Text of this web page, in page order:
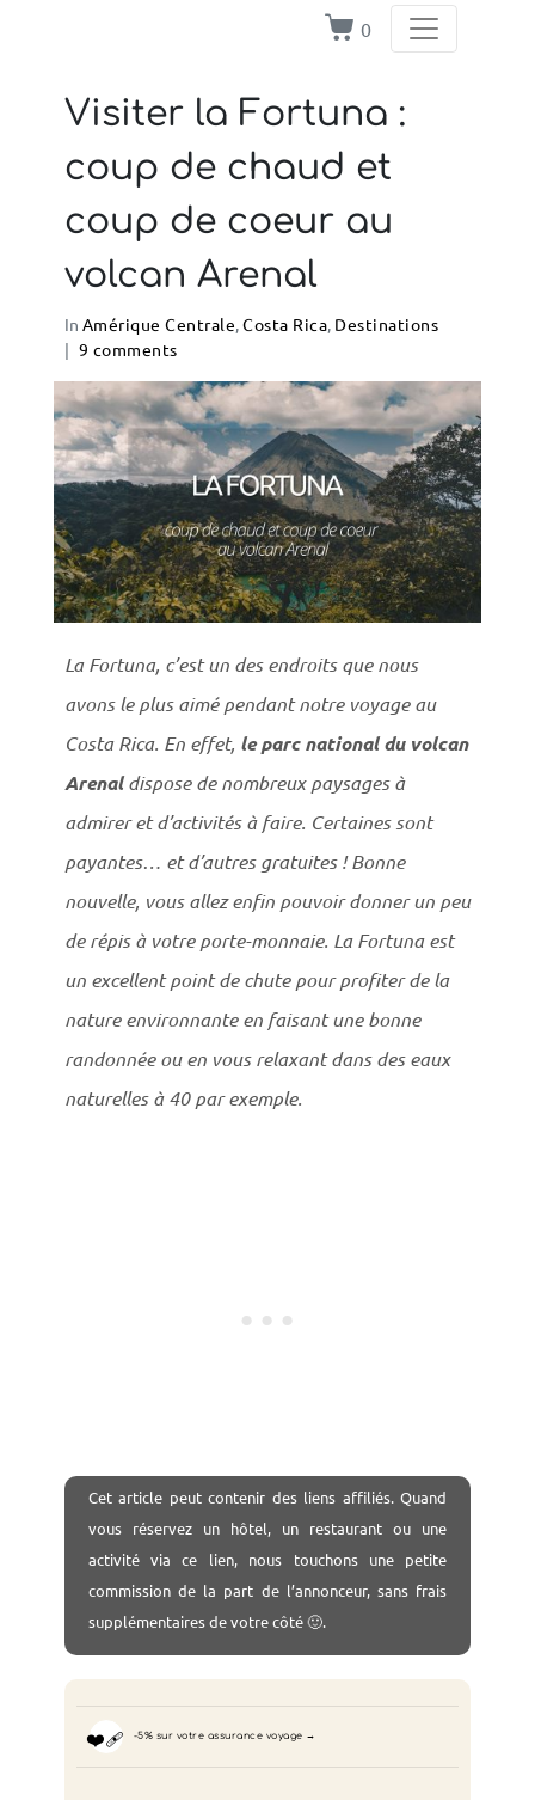
0
Visiter la Fortuna :
coup de chaud et
coup de coeur au
volcan Arenal
In Amérique Centrale,Costa Rica, Destinations
9 comments
La Fortuna, c’est un des endroits que nous
avons le plus aimé pendant notre voyage au
Costa Rica. En effet, le parc national du volcan
Arenaldispose de nombreux paysages à
admirer et d’activités à faire. Certaines sont
payantes… et d’autres gratuites ! Bonne
nouvelle, vous allez enfin pouvoir donner un peu
de répis à votre porte-monnaie. La Fortuna est
un excellent point de chute pour profiter de la
nature environnante en faisant une bonne
randonnée ou en vous relaxant dans des eaux
naturelles à 40 par exemple.
Cetarticle peut contenir des liens affiliés. Quand
vous réservez un hôtel, un restaurant ou une
activité via ce lien, nous touchons une petite
commission de la part de l’annonceur, sans frais
supplémentaires de votre côté 🙂.
❤️‍🩹 -5% sur votre assurance voyage